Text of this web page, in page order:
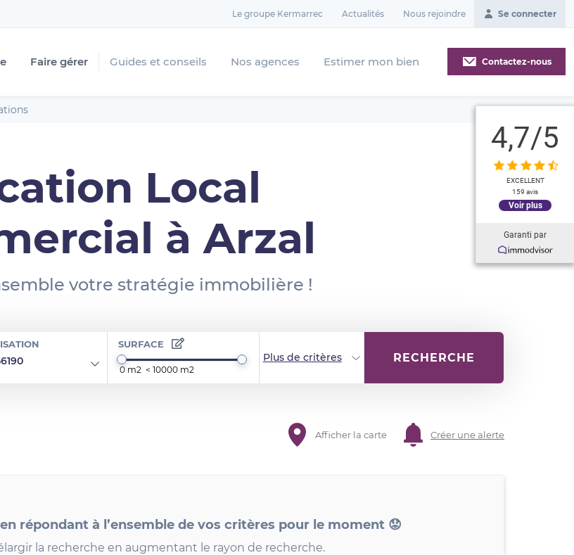
Le groupe Kermarrec Actualités Nous rejoindre Se connecter
Faire gérer Guides et conseils Nos agences Estimer mon bien Contactez-nous
Local
à Arzal
votre stratégie immobilière !
SURFACE
Plus de critères RECHERCHE
Afficher la carte Créer une alerte
répondant à l’ensemble de vos critères pour le moment 😟
la recherche en augmentant le rayon de recherche.
4,7/5
EXCELLENT
159 avis
Voir plus
Garanti par